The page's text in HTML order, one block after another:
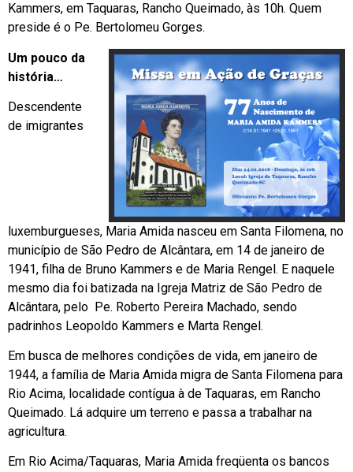
Kammers, em Taquaras, Rancho Queimado, às 10h. Quem
preside é o Pe. Bertolomeu Gorges.
Um pouco da
história…
Descendente
de imigrantes
luxemburgueses, Maria Amida nasceu em Santa Filomena, no
município de São Pedro de Alcântara, em 14 de janeiro de
1941, filha de Bruno Kammers e de Maria Rengel. E naquele
mesmo dia foi batizada na Igreja Matriz de São Pedro de
Alcântara, pelo Pe. Roberto Pereira Machado, sendo
padrinhos Leopoldo Kammers e Marta Rengel.
Em busca de melhores condições de vida, em janeiro de
1944, a família de Maria Amida migra de Santa Filomena para
Rio Acima, localidade contígua à de Taquaras, em Rancho
Queimado. Lá adquire um terreno e passa a trabalhar na
agricultura.
Em Rio Acima/Taquaras, Maria Amida freqüenta os bancos